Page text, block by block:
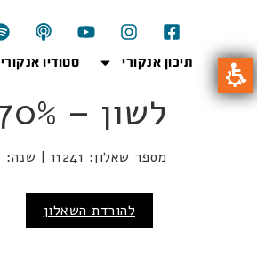
תיכון אנקורי סטודיו אנקורי
לשון – 70% מותאם, 11241, חורף 2022
מספר שאלון: 11241 | שנה: 2022 | מקצוע: לשון | מועד: חורף
להורדת השאלון